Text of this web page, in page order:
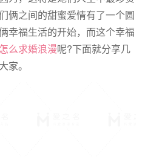
俩之间的甜蜜爱情有了一个圆
幸福生活的开始，而这个幸福
怎么求婚浪漫呢?下面就分享几
家。